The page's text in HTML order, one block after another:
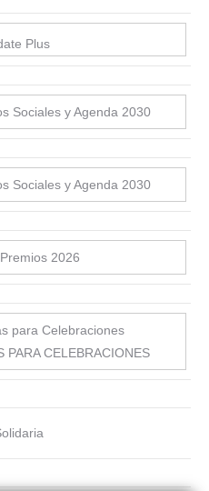
PARA CELEBRACIONES